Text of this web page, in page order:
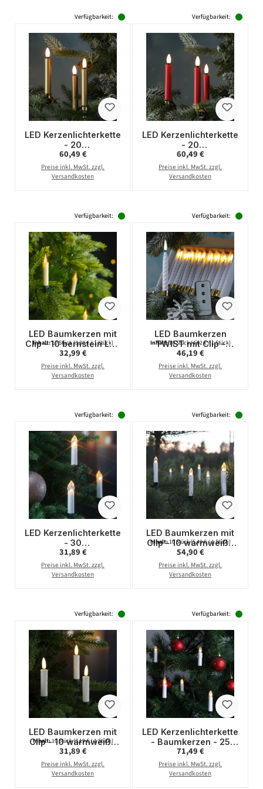
Verfügbarkeit:
LED Kerzenlichterkette
- 20
Christbaumkerzen -
Weihnachtsbaumlichte
rkette - L: 9,5m -
Regulärer Preis:
60,49 €
Preise inkl. MwSt. zzgl.
Versandkosten
Verfügbarkeit:
LED Kerzenlichterkette
- 20
Christbaumkerzen -
Weihnachtsbaumlichte
rkette - L: 9,5m -
Regulärer Preis:
60,49 €
Preise inkl. MwSt. zzgl.
Versandkosten
Verfügbarkeit:
LED Baumkerzen mit
Clip - 10 bernstein LED
- kabellos -
Fernbedienung -
Timer - für Innen -
Inhalt:10 Stück(3,30 € / 1 Stück)
Regulärer Preis:
32,99 €
Preise inkl. MwSt. zzgl.
Versandkosten
Verfügbarkeit:
LED Baumkerzen
TWIST mit Clip -
kabellos -
Fernbedienung -Timer
- für Innen - weiß -
Inhalt:10 Stück(4,62 € / 1 Stück)
Regulärer Preis:
46,19 €
Preise inkl. MwSt. zzgl.
Versandkosten
Verfügbarkeit:
LED Kerzenlichterkette
- 30
Christbaumkerzen -
Weihnachtsbaumlichte
rkette - Timer - L:
Regulärer Preis:
31,89 €
Preise inkl. MwSt. zzgl.
Versandkosten
Verfügbarkeit:
LED Baumkerzen mit
Clip - 10 warmweiße
LED - kabellos -
Fernbedienung -
Timer - für Außen -
Inhalt:10 Stück(5,49 € / 1 Stück)
Regulärer Preis:
54,90 €
Preise inkl. MwSt. zzgl.
Versandkosten
Verfügbarkeit:
LED Baumkerzen mit
Clip - 10 warmweiße
LED - kabellos -
Fernbedienung -
Timer - für Innen -
Inhalt:10 Stück(3,19 € / 1 Stück)
Regulärer Preis:
31,89 €
Preise inkl. MwSt. zzgl.
Versandkosten
Verfügbarkeit:
LED Kerzenlichterkette
- Baumkerzen - 25
warmweiße LED - E10
Fassung - L: 16,8m -
für Innen
Regulärer Preis:
71,49 €
Preise inkl. MwSt. zzgl.
Versandkosten